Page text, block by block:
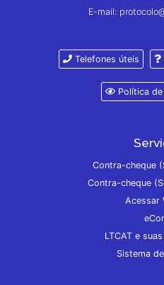
E-mail:
Telefones úteis
Política
Contra-cheque
Contra-cheque
Acessar
LTCAT e
Sistema